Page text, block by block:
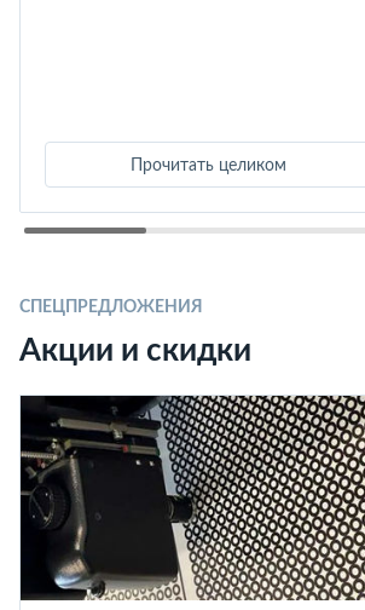
Прочитать целиком
СПЕЦПРЕДЛОЖЕНИЯ
Акции и скидки